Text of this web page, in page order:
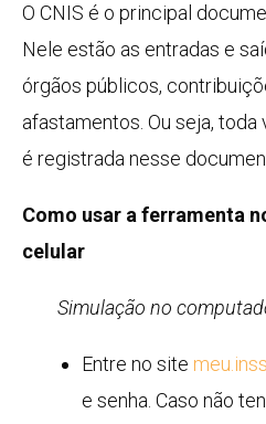
O CNIS é o principal
Nele estão as entradas e
órgãos públicos,
afastamentos. Ou seja,
é registrada nesse
Como usar a ferramenta
celular
Simulação no
Entre no site
e senha. Caso não